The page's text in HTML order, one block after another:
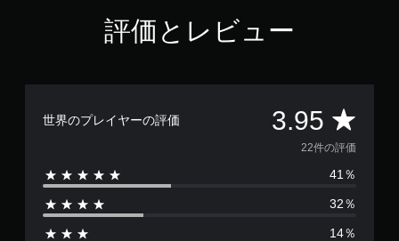
評価とレビュー
世界のプレイヤーの評価 3.95 評
価
数
は
22件の評価
41％
32％
14％